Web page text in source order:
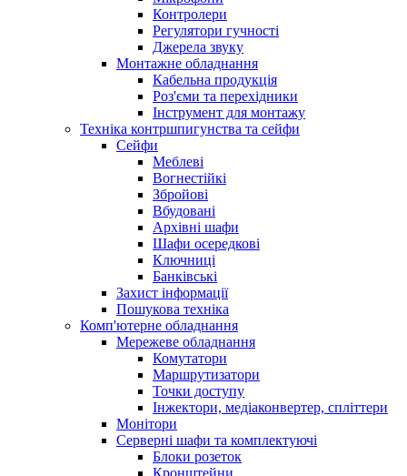
Контролери
Регулятори гучності
Джерела звуку
Монтажне обладнання
Кабельна продукція
Роз'єми та перехідники
Інструмент для монтажу
Техніка контршпигунства та сейфи
Сейфи
Меблеві
Вогнестійкі
Збройові
Вбудовані
Архівні шафи
Шафи осередкові
Ключниці
Банківські
Захист інформації
Пошукова техніка
Комп'ютерне обладнання
Мережеве обладнання
Комутатори
Маршрутизатори
Точки доступу
Інжектори, медіаконвертер, спліттери
Монітори
Серверні шафи та комплектуючі
Блоки розеток
Кронштейни